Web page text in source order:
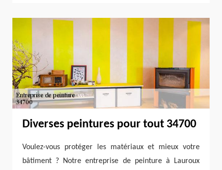
Diverses peintures pour tout 34700
Voulez-vous protéger les matériaux et mieux votre
bâtiment ? Notre entreprise de peinture à Lauroux